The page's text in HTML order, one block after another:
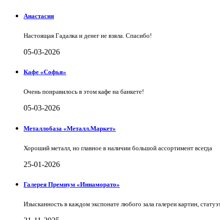
Анастасия
Настоящая Гадалка и денег не взяла. Спасибо!
05-03-2026
Кафе «Софья»
Очень понравилось в этом кафе на банкете!
05-03-2026
Металлобаза «Металл.Маркет»
Хороший металл, но главное в наличии большой ассортимент всегда
25-01-2026
Галерея Премиум «Иннаморато»
Изысканность в каждом экспонате любого зала галереи картин,